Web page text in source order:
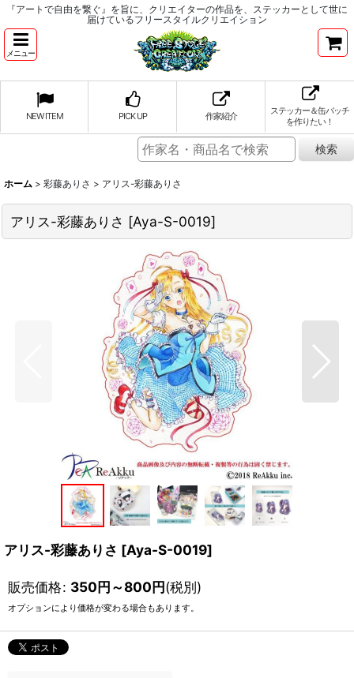
『アートで自由を繋ぐ』を旨に、クリエイターの作品を、ステッカーとして世に
届けているフリースタイルクリエイション
メニュー
NEW ITEM PICK UP 作家紹介
ステッカー＆缶バッチ
を作りたい！
ホーム > 彩藤ありさ > アリス-彩藤ありさ
アリス-彩藤ありさ [Aya-S-0019]
アリス-彩藤ありさ [Aya-S-0019]
販売価格: 350円～800円(税別)
オプションにより価格が変わる場合もあります。